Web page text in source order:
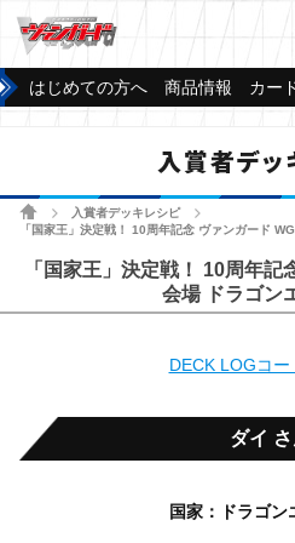
はじめての方へ 商品情報 カー
入賞者デッ
ホーム 入賞者デッキレシピ
「国家王」決定戦！ 10周年記念 ヴァンガード
「国家王」決定戦！ 10周年
会場 ドラゴン
DECK LOGコ
ダイ
国家：ドラゴン